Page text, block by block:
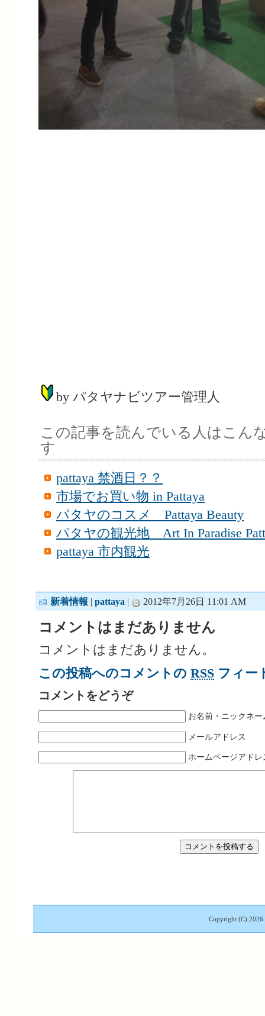
by パタヤナビツアー管理人
この記事を読んでいる人はこん
す
pattaya 禁酒日？？
市場でお買い物 in Pattaya
パタヤのコスメ Pattaya Beauty
パタヤの観光地 Art In Paradise
pattaya 市内観光
新着情報 | pattaya | 2012年7月26日 11:01 AM
コメントはまだありません
コメントはまだありません。
この投稿へのコメントの RSS フィー
コメントをどうぞ
お名前・ニックネー
メールアドレス
ホームページアドレ
Copyright (C) 2026